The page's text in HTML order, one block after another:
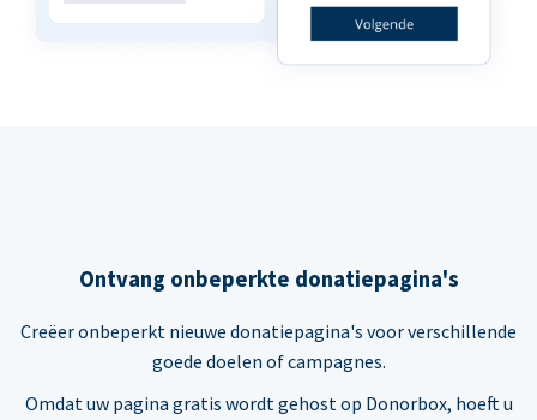
Ontvang onbeperkte donatiepagina's
Creëer onbeperkt nieuwe donatiepagina's voor verschillende
goede doelen of campagnes.
Omdat uw pagina gratis wordt gehost op Donorbox, hoeft u